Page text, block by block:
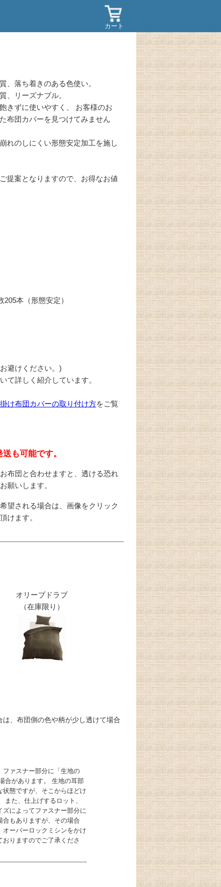
カート
、落ち着きのある色使い。
、リーズナブル。
きずに使いやすく、 お客様のお
布団カバーを見つけてみません
れのしにくい形態安定加工を施し
提案となりますので、お得なお値
本（形態安定）
避けください。)
て詳しく紹介しています。
掛け布団カバーの取り付け方をご覧
も可能です。
布団と合わせますと、透ける恐れ
願いします。
望される場合は、画像をクリック
けます。
オリーブドラブ
（在庫限り）
、布団側の色や柄が少し透けて場合
ファスナー部分に「生地の
合があります。 生地の耳部
状態ですが、そこからほどけ
また、仕上げするロット、
によってファスナー部分に
合もありますが、その場合
オーバーロックミシンをかけ
りますのでご了承くださ